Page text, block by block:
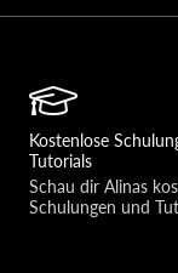
Kostenlose
Tutorials
Schau dir Alinas
Schulungen und